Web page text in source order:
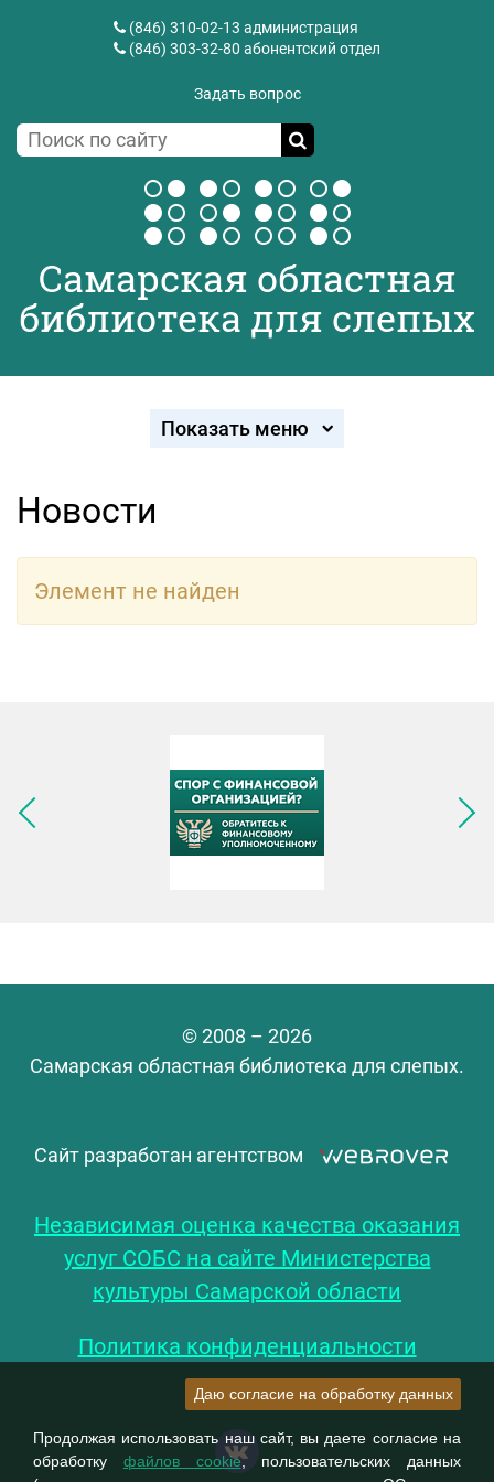
(846) 310-02-13 администрация
(846) 303-32-80 абонентский отдел
Задать вопрос
Самарская областная
библиотека для слепых
Показать меню
Новости
Элемент не найден
Следующее изображение
© 2008 – 2026
Самарская областная библиотека для слепых.
Сайт разработан агентством
Независимая оценка качества оказания
услуг СОБС на сайте Министерства
культуры Самарской области
Политика конфиденциальности
Даю согласие на обработку данных
Продолжая использовать наш сайт, вы даете согласие на
обработку файлов cookie, пользовательских данных